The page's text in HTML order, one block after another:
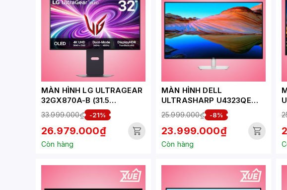
MÀN HÌNH LG ULTRAGEAR
32GX870A-B (31.5
INCH/OLED/UHD-
240HZ/FHD-
480HZ/0.03MS/USB-C)
33.999.000₫ -21%
26.979.000₫
Còn hàng
MÀN HÌNH DELL
ULTRASHARP U4323QE
(42.51
INCH/4K/IPS/60HZ/5MS)
25.999.000₫ -8%
23.999.000₫
Còn hàng